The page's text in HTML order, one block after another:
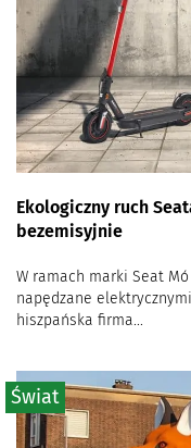
Ekologiczny ruch
bezemisyjnie
W ramach marki Seat
napędzane
hiszpańska firma...
Świat